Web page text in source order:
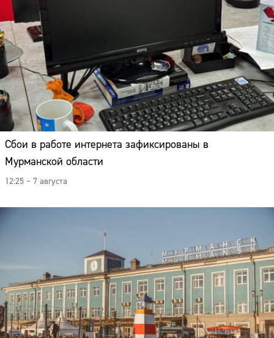
Сбои в работе интернета зафиксированы в
Мурманской области
12:25 – 7 августа